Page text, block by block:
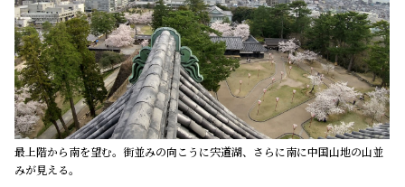
最上階から南を望む。街並みの向こうに宍道湖、さらに南に中国山地の山並
みが見える。